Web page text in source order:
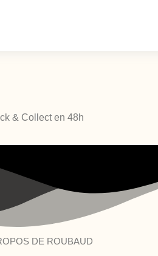
& Collect en 48h
DE ROUBAUD